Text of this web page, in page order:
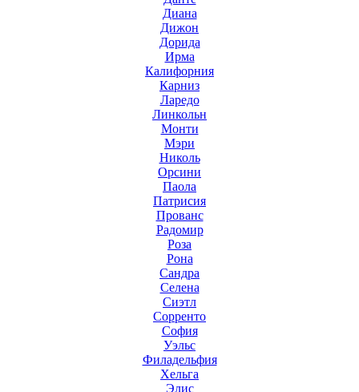
Диана
Дижон
Дорида
Ирма
Калифорния
Карниз
Ларедо
Линкольн
Монти
Мэри
Николь
Орсини
Паола
Патрисия
Прованс
Радомир
Роза
Рона
Сандра
Селена
Сиэтл
Сорренто
София
Уэльс
Филадельфия
Хельга
Элис